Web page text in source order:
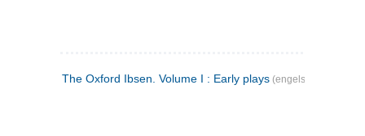
The Oxford Ibsen. Volume I : Early plays (engelsk)